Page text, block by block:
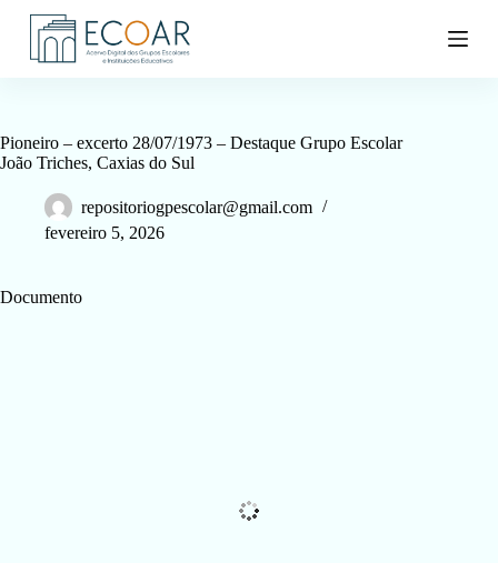
P
a
r
e
Pioneiro – excerto 28/07/1973 – Destaque Grupo Escolar
João Triches, Caxias do Sul
repositoriogpescolar@gmail.com
fevereiro 5, 2026
Documento